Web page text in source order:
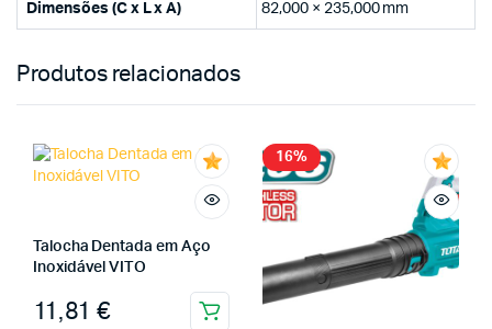
Dimensões (C x L x A) 82,000 × 235,000 mm
Produtos relacionados
Talocha Dentada em Aço
Inoxidável VITO
11,81 €
16%